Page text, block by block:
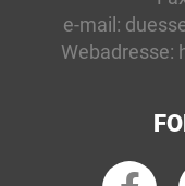
e-mail:
Webadresse: